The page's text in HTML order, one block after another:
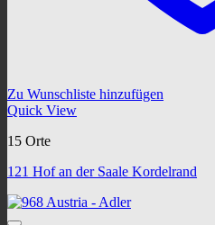
Zu Wunschliste hinzufügen
Quick View
15 Orte
121 Hof an der Saale Kordelrand